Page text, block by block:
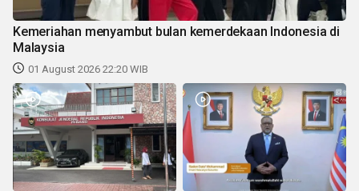
Kemeriahan menyambut bulan kemerdekaan Indonesia di
Malaysia
01 August 2026 22:20 WIB